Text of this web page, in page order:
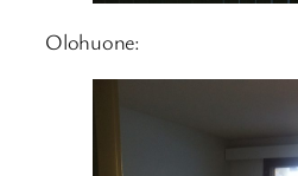
Olohuone: